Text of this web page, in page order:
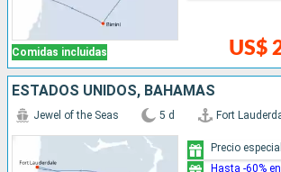
Comidas incluidas US$
ESTADOS UNIDOS, BAHAMAS
Jewel of the Seas 5 d Fort
Precio
Hasta -60%